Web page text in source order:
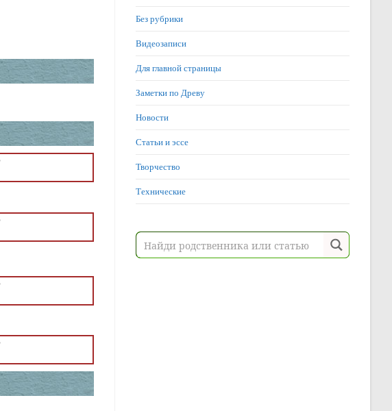
Без рубрики
Видеозаписи
Для главной страницы
Заметки по Древу
Новости
Статьи и эссе
Творчество
Технические